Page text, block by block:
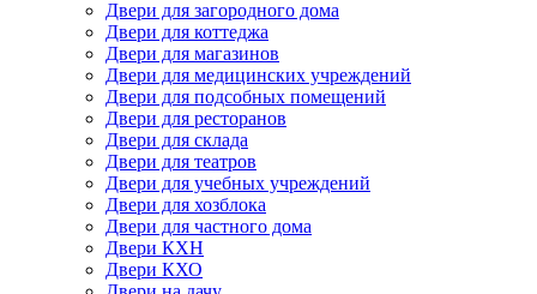
Двери для загородного дома
Двери для коттеджа
Двери для магазинов
Двери для медицинских учреждений
Двери для подсобных помещений
Двери для ресторанов
Двери для склада
Двери для театров
Двери для учебных учреждений
Двери для хозблока
Двери для частного дома
Двери КХН
Двери КХО